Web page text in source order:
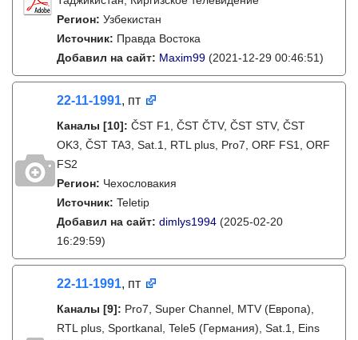
Регион: Узбекистан
Источник: Правда Востока
Добавил на сайт: Maxim99 (2021-12-29 00:46:51)
22-11-1991, пт
Каналы [10]: ČST F1, ČST ČTV, ČST STV, ČST
OK3, ČST TA3, Sat.1, RTL plus, Pro7, ORF FS1, ORF
FS2
Регион: Чехословакия
Источник: Teletip
Добавил на сайт: dimlys1994 (2025-02-20
16:29:59)
22-11-1991, пт
Каналы [9]: Pro7, Super Channel, MTV (Европа),
RTL plus, Sportkanal, Tele5 (Германия), Sat.1, Eins